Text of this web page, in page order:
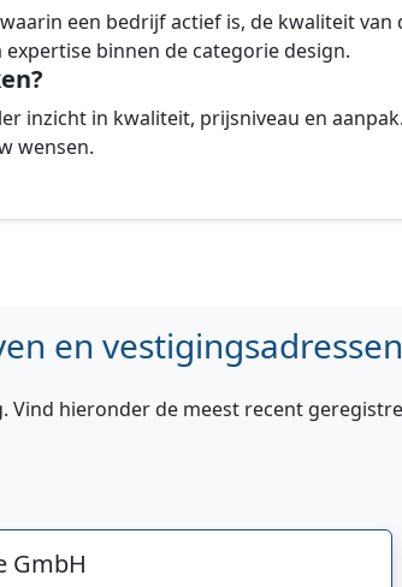
een bedrijf actief is, de kwaliteit van
binnen de categorie design.
inzicht in kwaliteit, prijsniveau en aanpak.
wensen.
en
hieronder de meest recent
GmbH